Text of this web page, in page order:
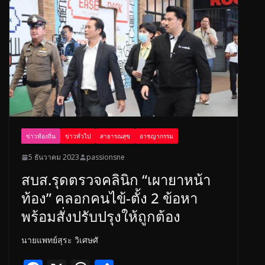
o
k
s
ข่าวท้องถิ่น ข่าวทั่วไป สาธารณสุข อาชญากรรม
5 ธันวาคม 2023 passionsne
สบส.รุดตรวจคลินิก “เผายาหน้า
ท้อง” คลอกคนไข้-ตั้ง 2 ข้อหา
พร้อมสั่งปรับปรุงให้ถูกต้อง
นายแพทย์สุระ วิเศษศั